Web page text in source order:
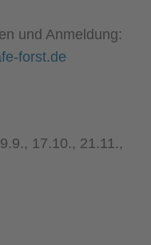
und Anmeldung:
forst.de
17.10., 21.11.,